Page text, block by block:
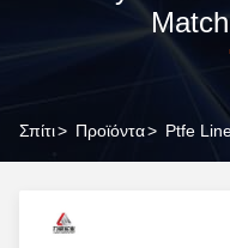
Σπίτι> Προϊόντα> Ptfe